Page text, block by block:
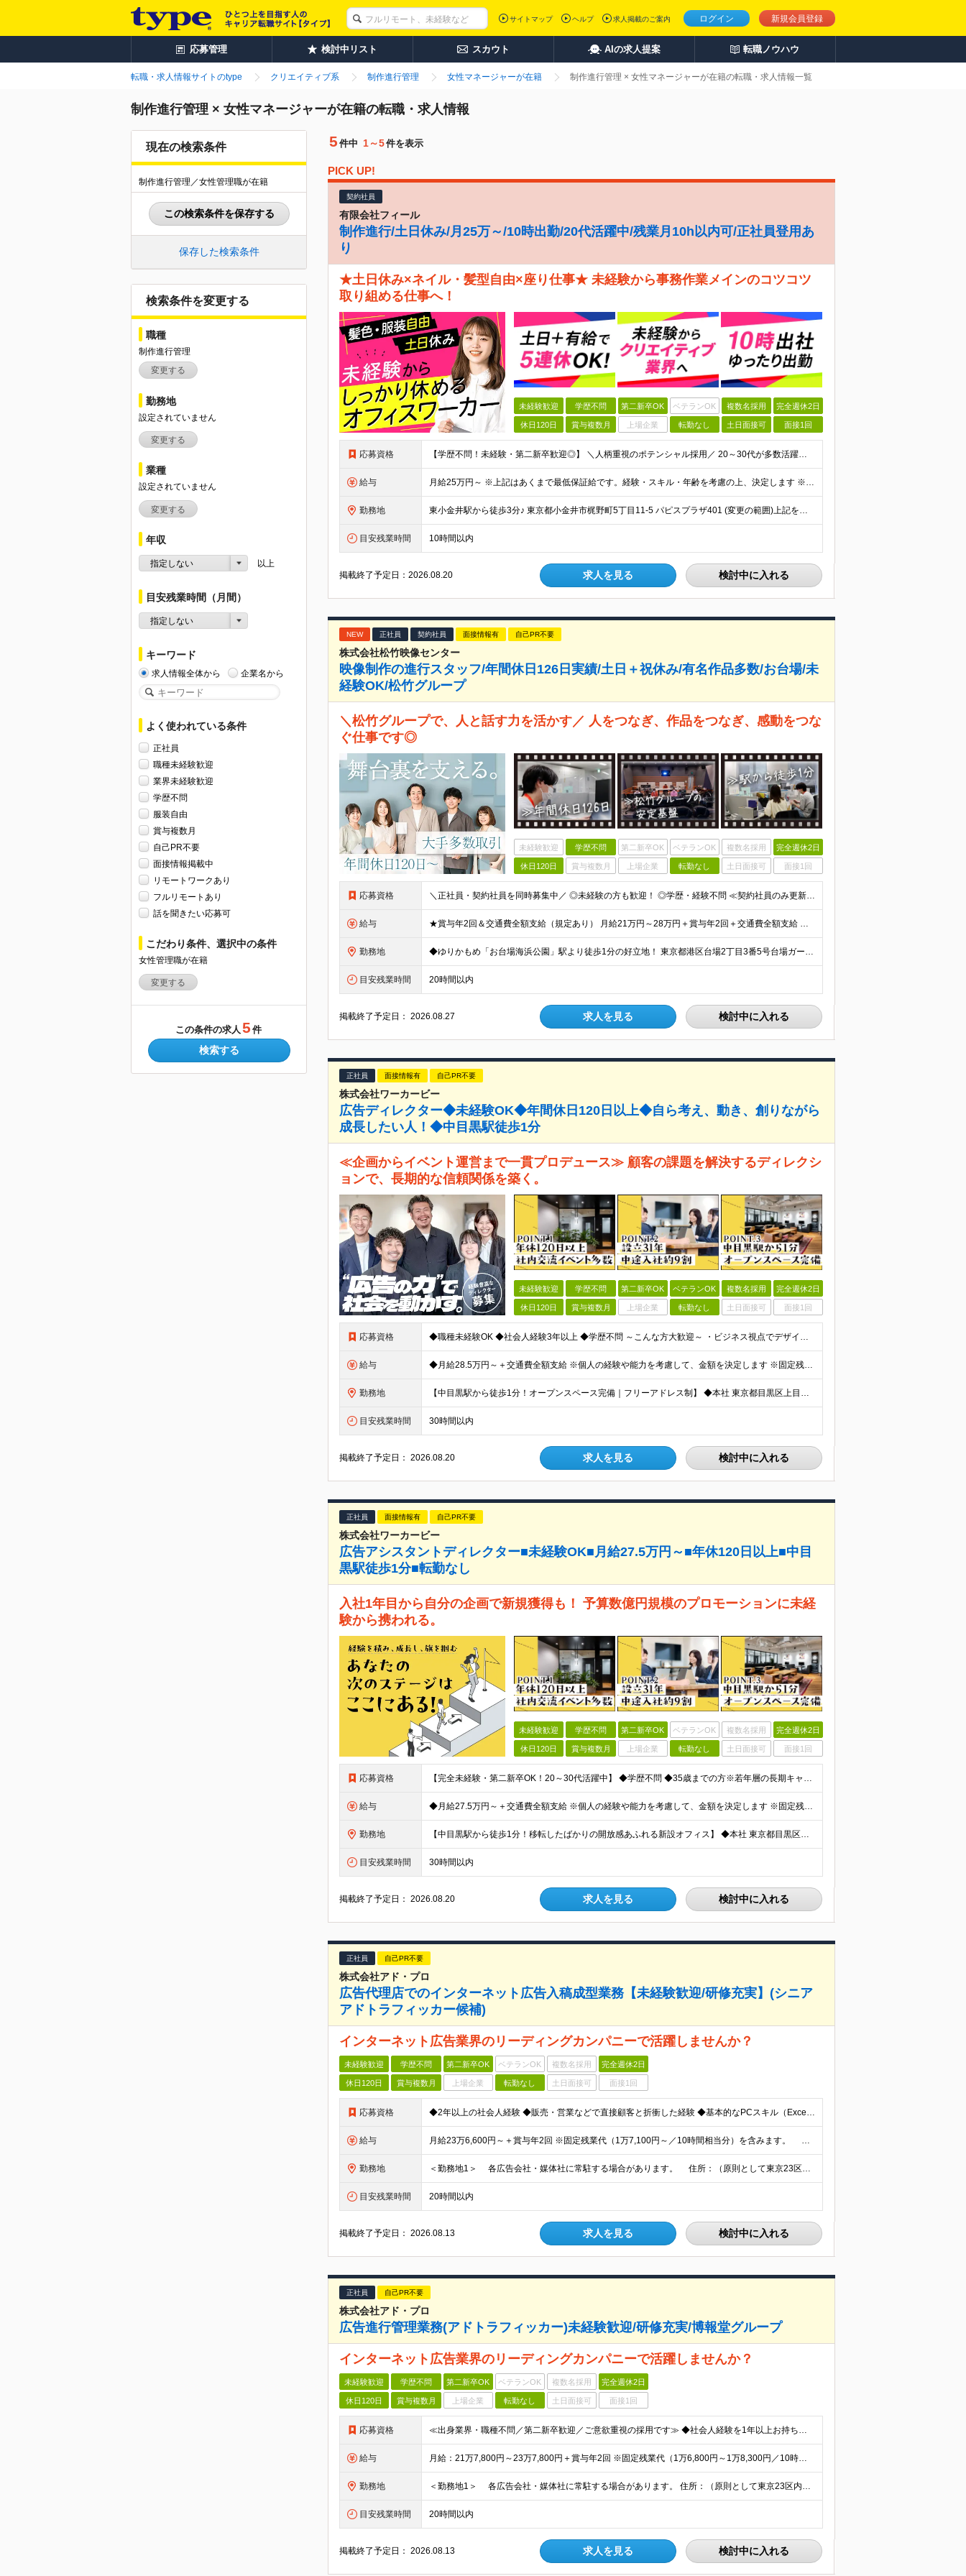
ログイン 新規会員登録
サイトマップ ヘルプ 求人掲載のご案内
応募管理 検討中リスト スカウト AIの求人提案 転職ノウハウ
転職・求人情報サイトのtype クリエイティブ系 制作進行管理 女性マネージャーが在籍 制作進行管理 × 女性マネージャーが在籍の転職・求人情報一覧
制作進行管理 × 女性マネージャーが在籍の転職・求人情報
現在の検索条件
制作進行管理／女性管理職が在籍
この検索条件を保存する
保存した検索条件
検索条件を変更する
職種
制作進行管理
変更する
勤務地
設定されていません
変更する
業種
設定されていません
変更する
年収
指定しない 以上
目安残業時間（月間）
指定しない
キーワード
求人情報全体から 企業名から
よく使われている条件
正社員
職種未経験歓迎
業界未経験歓迎
学歴不問
服装自由
賞与複数月
自己PR不要
面接情報掲載中
リモートワークあり
フルリモートあり
話を聞きたい応募可
こだわり条件、選択中の条件
女性管理職が在籍
変更する
この条件の求人 5 件
検索する
5 件中 1～5件を表示
PICK UP!
契約社員
有限会社フィール
制作進行/土日休み/月25万～/10時出勤/20代活躍中/残業月10h以内可/正社員登用あ
り
★土日休み×ネイル・髪型自由×座り仕事★ 未経験から事務作業メインのコツコツ
取り組める仕事へ！
未経験歓迎 学歴不問 第二新卒OK ベテランOK 複数名採用 完全週休2日
休日120日 賞与複数月 上場企業 転勤なし 土日面接可 面接1回
応募資格 【学歴不問！未経験・第二新卒歓迎◎】 ＼人柄重視のポテンシャル採用／ 20～30代が多数活躍中です！ ＼1つでも当てはまればぜひご応募を！／ □ 事務作業・デスクワークに興味がある方 □ チームで協
給与 月給25万円～ ※上記はあくまで最低保証給です。経験・スキル・年齢を考慮の上、決定します ※固定残業代（月26時間分・40200円～）を含みます ※超過分は別途支給します ※試用期間3か月（期間中は
勤務地 東小金井駅から徒歩3分♪ 東京都小金井市梶野町5丁目11-5 パピスプラザ401 (変更の範囲)上記を除く当社関連勤務地
目安残業時間 10時間以内
掲載終了予定日：2026.08.20 求人を見る 検討中に入れる
NEW 正社員 契約社員 面接情報有 自己PR不要
株式会社松竹映像センター
映像制作の進行スタッフ/年間休日126日実績/土日＋祝休み/有名作品多数/お台場/未
経験OK/松竹グループ
＼松竹グループで、人と話す力を活かす／ 人をつなぎ、作品をつなぎ、感動をつな
ぐ仕事です◎
未経験歓迎 学歴不問 第二新卒OK ベテランOK 複数名採用 完全週休2日
休日120日 賞与複数月 上場企業 転勤なし 土日面接可 面接1回
応募資格 ＼正社員・契約社員を同時募集中／ ◎未経験の方も歓迎！ ◎学歴・経験不問 ≪契約社員のみ更新あり≫ ※契約の更新 有（契約期間満了時に判断） ※3か月更新以降6か月更新。6か月後正社員登用試験の資格
給与 ★賞与年2回＆交通費全額支給（規定あり） 月給21万円～28万円＋賞与年2回＋交通費全額支給 ※経験・スキルを考慮の上、決定します ※残業代は全額支給します ※試用期間3ヶ月間あり（期間中の給与・
勤務地 ◆ゆりかもめ「お台場海浜公園」駅より徒歩1分の好立地！ 東京都港区台場2丁目3番5号台場ガーデンシティビル7階 ※雇用形態による勤務地の差異はありません (変更の範囲)上記を除く当社関連勤務地
目安残業時間 20時間以内
掲載終了予定日：2026.08.27 求人を見る 検討中に入れる
正社員 面接情報有 自己PR不要
株式会社ワーカービー
広告ディレクター◆未経験OK◆年間休日120日以上◆自ら考え、動き、創りながら
成長したい人！◆中目黒駅徒歩1分
≪企画からイベント運営まで一貫プロデュース≫ 顧客の課題を解決するディレクシ
ョンで、長期的な信頼関係を築く。
未経験歓迎 学歴不問 第二新卒OK ベテランOK 複数名採用 完全週休2日
休日120日 賞与複数月 上場企業 転勤なし 土日面接可 面接1回
応募資格 ◆職種未経験OK ◆社会人経験3年以上 ◆学歴不問 ～こんな方大歓迎～ ・ビジネス視点でデザインを考えられる方 ・複数案件を並行するマルチタスクが得意な方 ・自発的にコミュニケーションが取れる方 ・
給与 ◆月給28.5万円～＋交通費全額支給 ※個人の経験や能力を考慮して、金額を決定します ※固定残業代45時間分（月72,000円～）を含む。超過分は別途支給 ※試用期間3ヵ月（社会保険（雇用保険、労働
勤務地 【中目黒駅から徒歩1分！オープンスペース完備｜フリーアドレス制】 ◆本社 東京都目黒区上目黒3-3-14 アサヒ電機朝日生命中目黒ビル8F ┕東急東横線／東京メトロ日比谷線「中目黒駅」から徒歩1分
目安残業時間 30時間以内
掲載終了予定日：2026.08.20 求人を見る 検討中に入れる
正社員 面接情報有 自己PR不要
株式会社ワーカービー
広告アシスタントディレクター■未経験OK■月給27.5万円～■年休120日以上■中目
黒駅徒歩1分■転勤なし
入社1年目から自分の企画で新規獲得も！ 予算数億円規模のプロモーションに未経
験から携われる。
未経験歓迎 学歴不問 第二新卒OK ベテランOK 複数名採用 完全週休2日
休日120日 賞与複数月 上場企業 転勤なし 土日面接可 面接1回
応募資格 【完全未経験・第二新卒OK！20～30代活躍中】 ◆学歴不問 ◆35歳までの方※若年層の長期キャリア形成のため ★こんな方、大歓迎です！ ・チームで協力して何かを作り上げることが好きな方 ・複数の
給与 ◆月給27.5万円～＋交通費全額支給 ※個人の経験や能力を考慮して、金額を決定します ※固定残業代45時間分（月69,400円～）を含む。超過した場合は別途全額支給します。 ※試用期間3ヵ月（社会保
勤務地 【中目黒駅から徒歩1分！移転したばかりの開放感あふれる新設オフィス】 ◆本社 東京都目黒区上目黒3-3-14 アサヒ電機朝日生命中目黒ビル8F ┕東急東横線／東京メトロ日比谷線「中目黒駅」から徒歩1
目安残業時間 30時間以内
掲載終了予定日：2026.08.20 求人を見る 検討中に入れる
正社員 自己PR不要
株式会社アド・プロ
広告代理店でのインターネット広告入稿成型業務【未経験歓迎/研修充実】(シニア
アドトラフィッカー候補)
インターネット広告業界のリーディングカンパニーで活躍しませんか？
未経験歓迎 学歴不問 第二新卒OK ベテランOK 複数名採用 完全週休2日
休日120日 賞与複数月 上場企業 転勤なし 土日面接可 面接1回
応募資格 ◆2年以上の社会人経験 ◆販売・営業などで直接顧客と折衝した経験 ◆基本的なPCスキル（Excel/PowerPointでの資料作成・ビジネスメール作成) ◆学歴不問 ※入社後は研修とOJTなど未経
給与 月給23万6,600円～＋賞与年2回 ※固定残業代（1万7,100円～／10時間相当分）を含みます。 超過分は別途支給します 。 ※試用期間6ヶ月。その間、給与・待遇等に差異はありません。
勤務地 ＜勤務地1＞ 各広告会社・媒体社に常駐する場合があります。 住所：（原則として東京23区内） ＜勤務地2：本社＞ 住所：東京都渋谷区恵比寿4-20-3 恵比寿ガーデンプレイスタワー34F
目安残業時間 20時間以内
掲載終了予定日：2026.08.13 求人を見る 検討中に入れる
正社員 自己PR不要
株式会社アド・プロ
広告進行管理業務(アドトラフィッカー)未経験歓迎/研修充実/博報堂グループ
インターネット広告業界のリーディングカンパニーで活躍しませんか？
未経験歓迎 学歴不問 第二新卒OK ベテランOK 複数名採用 完全週休2日
休日120日 賞与複数月 上場企業 転勤なし 土日面接可 面接1回
応募資格 ≪出身業界・職種不問／第二新卒歓迎／ご意欲重視の採用です≫ ◆社会人経験を1年以上お持ちの方 ◆学問不問 ※入社後は研修とOJTで知識を身に付けることができ、 未経験の方でも着実に成長できるフォロ
給与 月給：21万7,800円～23万7,800円＋賞与年2回 ※固定残業代（1万6,800円～1万8,300円／10時間相当分）を含みます。 超過分は別途支給します。 ※試用期間6ヶ月。その間、給与・待
勤務地 ＜勤務地1＞ 各広告会社・媒体社に常駐する場合があります。 住所：（原則として東京23区内） ＜勤務地2：本社＞ 住所：東京都渋谷区恵比寿4-20-3 恵比寿ガーデンプレイスタワー33F ※リモ
目安残業時間 20時間以内
掲載終了予定日：2026.08.13 求人を見る 検討中に入れる